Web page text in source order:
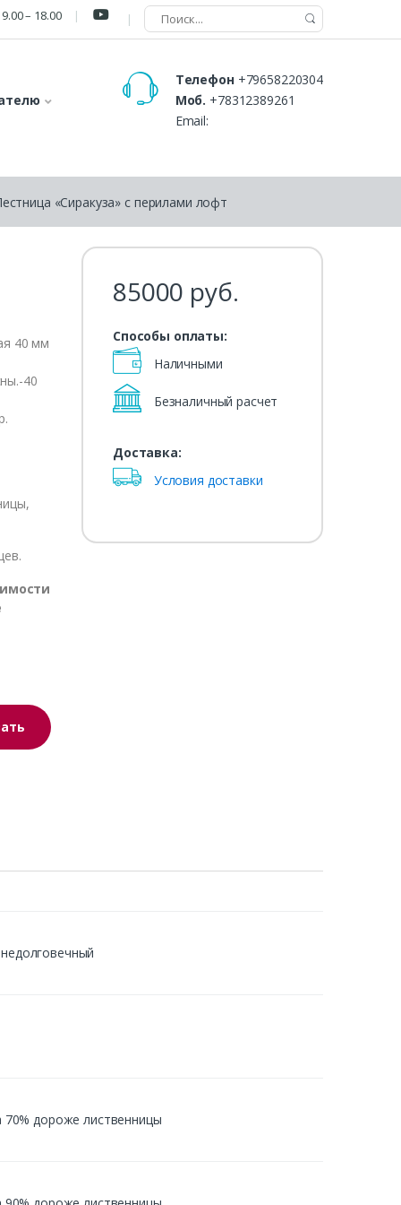
– 18.00
Телефон +79658220304
Моб. +78312389261
Email:
«Сиракуза» с перилами лофт
40 мм
40
85000 руб.
Способы оплаты:
Наличными
Безналичный расчет
Доставка:
Условия доставки
70% дороже лиственницы